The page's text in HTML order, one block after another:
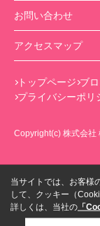
お問い合わせ
アクセスマップ
トップページ ブ
プライバシーポリ
Copyright(c) 株式会
当サイトでは、お客様
して、クッキー（
詳しくは、当社の 「